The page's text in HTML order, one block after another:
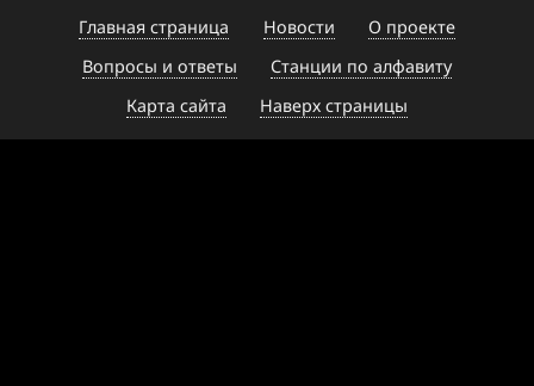
Главная страница
Новости
О проекте
Вопросы и ответы
Станции по алфавиту
Карта сайта
Наверх страницы